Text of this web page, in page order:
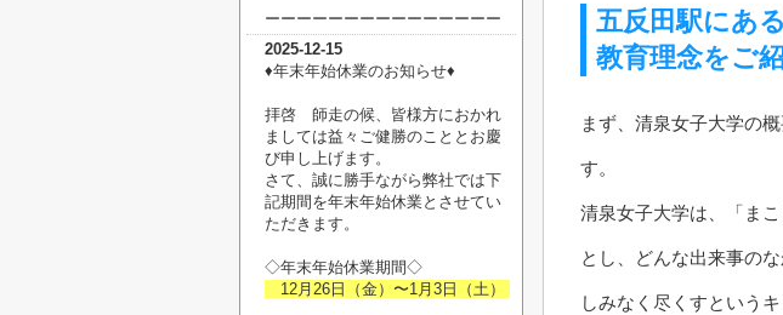
五反田駅にあ
教育理念をご
まず、清泉女子大学の
す。
清泉女子大学は、「ま
とし、どんな出来事の
しみなく尽くすという
ーーーーーーーーーーーーーーー
2025-12-15
♦︎年末年始休業のお知らせ♦︎
拝啓 師走の候、皆様方におかれ
ましては益々ご健勝のこととお慶
び申し上げます。
さて、誠に勝手ながら弊社では下
記期間を年末年始休業とさせてい
ただきます。
◇年末年始休業期間◇
12月26日（金）〜1月3日（土）